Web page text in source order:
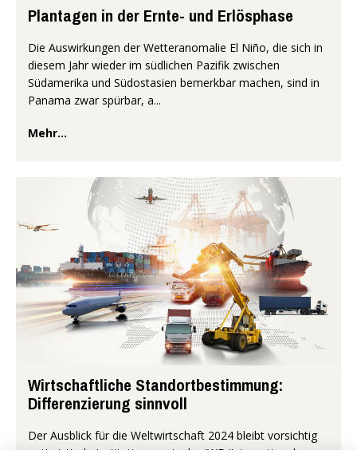
Plantagen in der Ernte- und Erlösphase
Die Auswirkungen der Wetteranomalie El Niño, die sich in
diesem Jahr wieder im südlichen Pazifik zwischen
Südamerika und Südostasien bemerkbar machen, sind in
Panama zwar spürbar, a...
Mehr...
Wirtschaftliche Standortbestimmung:
Differenzierung sinnvoll
Der Ausblick für die Weltwirtschaft 2024 bleibt vorsichtig
optimistisch. Institutionen wie der IWF (Internationaler